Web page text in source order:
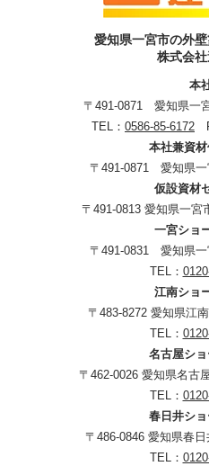
愛知県一宮市の外
株式会
本
〒491-0871 愛知県一
TEL： 0586-85-6172
本社兼資
〒491-0871 愛知県一
仮設資材
〒491-0813 愛知県一宮
一宮ショ
〒491-0831 愛知県一
TEL：
江南ショ
〒483-8272 愛知県江
TEL：
名古屋シ
〒462-0026 愛知県名古
TEL：
春日井シ
〒486-0846 愛知県春
TEL：